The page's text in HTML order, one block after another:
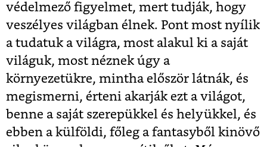
védelmező figyelmet, mert tudják, hogy
veszélyes világban élnek. Pont most nyílik
a tudatuk a világra, most alakul ki a saját
világuk, most néznek úgy a
környezetükre, mintha először látnák, és
megismerni, érteni akarják ezt a világot,
benne a saját szerepükkel és helyükkel, és
ebben a külföldi, főleg a fantasyből kinövő